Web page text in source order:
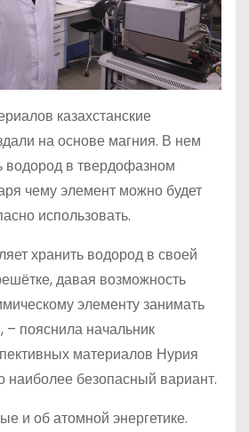
казахстанские
на основе магния. В нем
водород в твердофазном
чему элемент можно будет
использовать.
хранить водород в своей
давая возможность
элементу занимать
– пояснила начальник
материалов Нурия
безопасный вариант.
и об атомной энергетике.